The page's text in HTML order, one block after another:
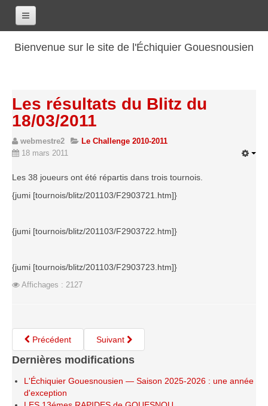
Bienvenue sur le site de l'Échiquier Gouesnousien
Les renseignements
Les coordonnées
Les horaires
Les licenciés
Les bilans sportifs
Saison 2015-2016
Saison 2012-2013
Saison 2011-2012
Saison 2009-2010
Les résultats du Blitz du
18/03/2011
webmestre2
Le Challenge 2010-2011
18 mars 2011
Les 38 joueurs ont été répartis dans trois tournois.
{jumi [tournois/blitz/201103/F2903721.htm]}
{jumi [tournois/blitz/201103/F2903722.htm]}
{jumi [tournois/blitz/201103/F2903723.htm]}
Affichages : 2127
Précédent Suivant
Dernières modifications
L'Échiquier Gouesnousien — Saison 2025-2026 : une année
d'exception